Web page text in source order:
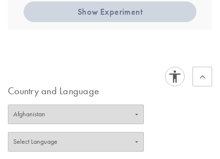
Show Experiment
Country and Language